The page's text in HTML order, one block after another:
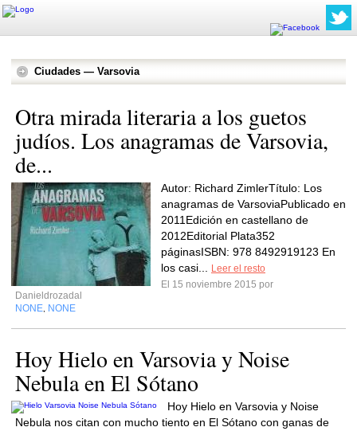
Ciudades — Varsovia
Otra mirada literaria a los guetos
judíos. Los anagramas de Varsovia,
de...
Autor: Richard ZimlerTítulo: Los
anagramas de VarsoviaPublicado en
2011Edición en castellano de
2012Editorial Plata352
páginasISBN: 978 8492919123 En
los casi...
Leer el resto
El 15 noviembre 2015 por
Danieldrozadal
NONE NONE
Hoy Hielo en Varsovia y Noise
Nebula en El Sótano
Hoy Hielo en Varsovia y Noise
Nebula nos citan con mucho tiento en El Sótano con ganas de